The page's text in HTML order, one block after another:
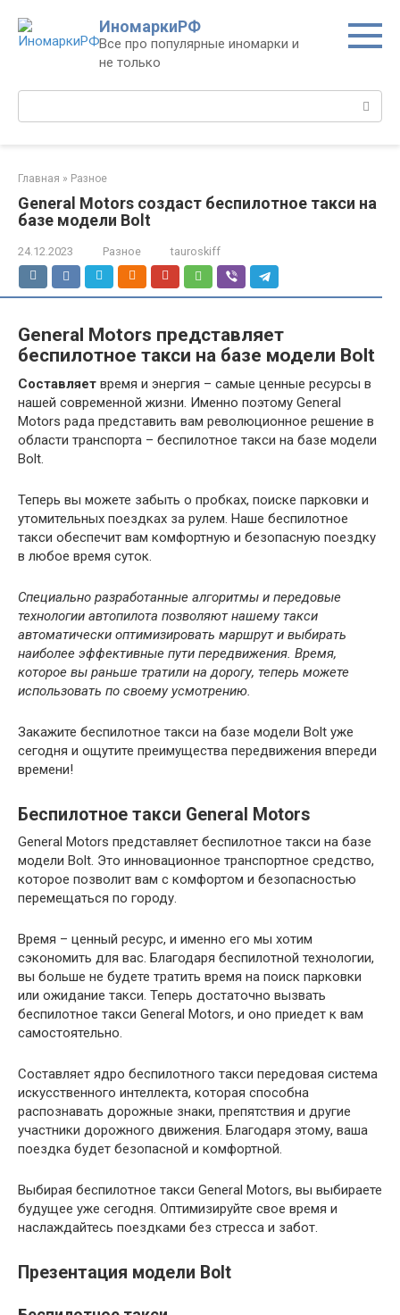
контенту
ИномаркиРФ
Все про популярные иномарки и
не только
Поиск:
Главная » Разное
General Motors создаст беспилотное такси на
базе модели Bolt
24.12.2023 Разное tauroskiff
General Motors представляет
беспилотное такси на базе модели Bolt
Составляет время и энергия – самые ценные ресурсы в
нашей современной жизни. Именно поэтому General
Motors рада представить вам революционное решение в
области транспорта – беспилотное такси на базе модели
Bolt.
Теперь вы можете забыть о пробках, поиске парковки и
утомительных поездках за рулем. Наше беспилотное
такси обеспечит вам комфортную и безопасную поездку
в любое время суток.
Специально разработанные алгоритмы и передовые
технологии автопилота позволяют нашему такси
автоматически оптимизировать маршрут и выбирать
наиболее эффективные пути передвижения. Время,
которое вы раньше тратили на дорогу, теперь можете
использовать по своему усмотрению.
Закажите беспилотное такси на базе модели Bolt уже
сегодня и ощутите преимущества передвижения впереди
времени!
Беспилотное такси General Motors
General Motors представляет беспилотное такси на базе
модели Bolt. Это инновационное транспортное средство,
которое позволит вам с комфортом и безопасностью
перемещаться по городу.
Время – ценный ресурс, и именно его мы хотим
сэкономить для вас. Благодаря беспилотной технологии,
вы больше не будете тратить время на поиск парковки
или ожидание такси. Теперь достаточно вызвать
беспилотное такси General Motors, и оно приедет к вам
самостоятельно.
Составляет ядро беспилотного такси передовая система
искусственного интеллекта, которая способна
распознавать дорожные знаки, препятствия и другие
участники дорожного движения. Благодаря этому, ваша
поездка будет безопасной и комфортной.
Выбирая беспилотное такси General Motors, вы выбираете
будущее уже сегодня. Оптимизируйте свое время и
наслаждайтесь поездками без стресса и забот.
Презентация модели Bolt